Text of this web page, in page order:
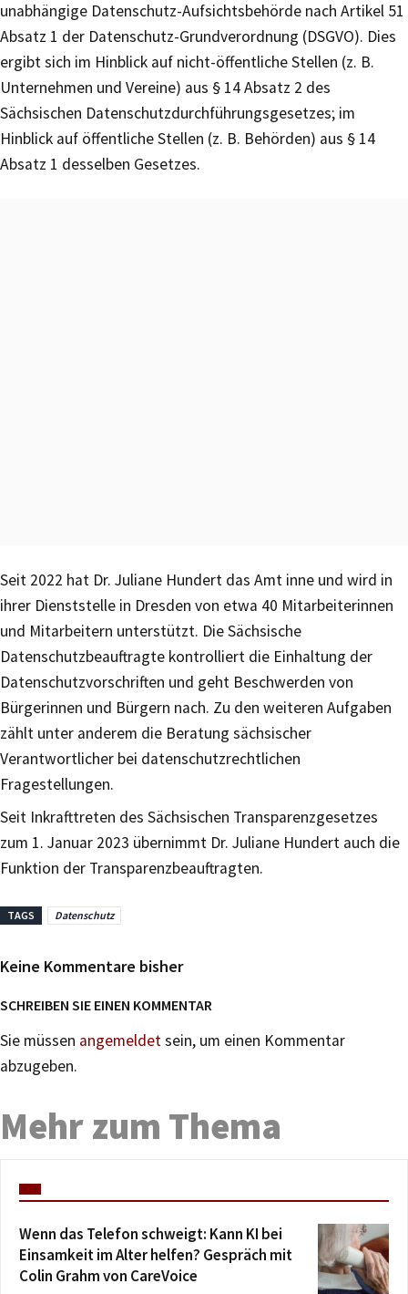
unabhängige Datenschutz-Aufsichtsbehörde nach Artikel 51
Absatz 1 der Datenschutz-Grundverordnung (DSGVO). Dies
ergibt sich im Hinblick auf nicht-öffentliche Stellen (z. B.
Unternehmen und Vereine) aus § 14 Absatz 2 des
Sächsischen Datenschutzdurchführungsgesetzes; im
Hinblick auf öffentliche Stellen (z. B. Behörden) aus § 14
Absatz 1 desselben Gesetzes.
Seit 2022 hat Dr. Juliane Hundert das Amt inne und wird in
ihrer Dienststelle in Dresden von etwa 40 Mitarbeiterinnen
und Mitarbeitern unterstützt. Die Sächsische
Datenschutzbeauftragte kontrolliert die Einhaltung der
Datenschutzvorschriften und geht Beschwerden von
Bürgerinnen und Bürgern nach. Zu den weiteren Aufgaben
zählt unter anderem die Beratung sächsischer
Verantwortlicher bei datenschutzrechtlichen
Fragestellungen.
Seit Inkrafttreten des Sächsischen Transparenzgesetzes
zum 1. Januar 2023 übernimmt Dr. Juliane Hundert auch die
Funktion der Transparenzbeauftragten.
TAGS Datenschutz
Keine Kommentare bisher
SCHREIBEN SIE EINEN KOMMENTAR
Sie müssen angemeldetsein, um einen Kommentar
abzugeben.
Mehr zum Thema
Wenn das Telefon schweigt: Kann KI bei
Einsamkeit im Alter helfen? Gespräch mit
Colin Grahm von CareVoice